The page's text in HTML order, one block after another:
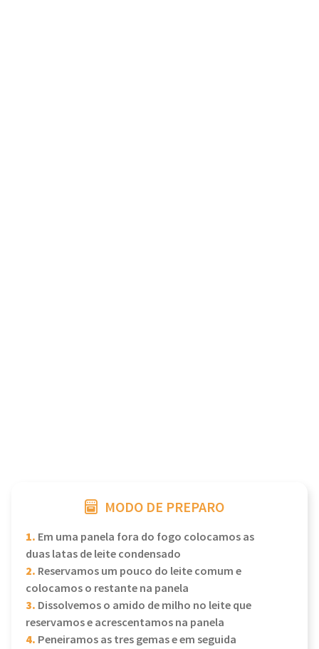
MODO DE PREPARO
1. Em uma panela fora do fogo colocamos as
duas latas de leite condensado
2. Reservamos um pouco do leite comum e
colocamos o restante na panela
3. Dissolvemos o amido de milho no leite que
reservamos e acrescentamos na panela
4. Peneiramos as tres gemas e em seguida